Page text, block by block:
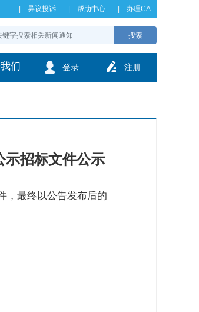
异议投诉 帮助中心 办理CA
搜索
们 注册
登录
示招标文件公示
，最终以公告发布后的